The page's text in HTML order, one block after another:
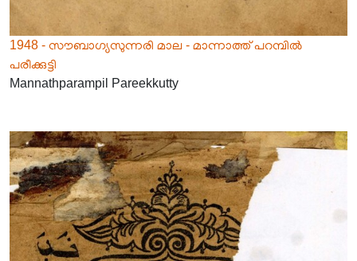
1948 - സൗബാഗ്യസുന്നരി മാല - മാന്നാത്ത് പറമ്പിൽ
പരീക്കുട്ടി
Mannathparampil Pareekkutty